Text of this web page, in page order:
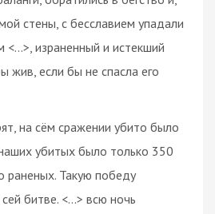
стены, с бесславием упадали
<…>, израненный и истекший
жив, если бы не спасла его
на сём сражении убито было
убитых было только 350
раненых. Такую победу
битве. <…> всю ночь